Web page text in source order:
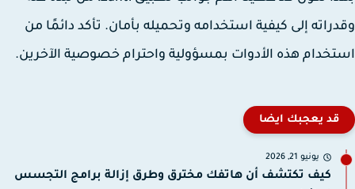
إلى كيفية استخدامه وتحميله بأمان. تأكد دائمًا من
هذه الأدوات بمسؤولية واحترام خصوصية الآخرين.
قد يعجبك ايضا
يونيو 21, 2026
كيف تكتشف أن هاتفك مخترق وطرق إزالة برامج التجسس